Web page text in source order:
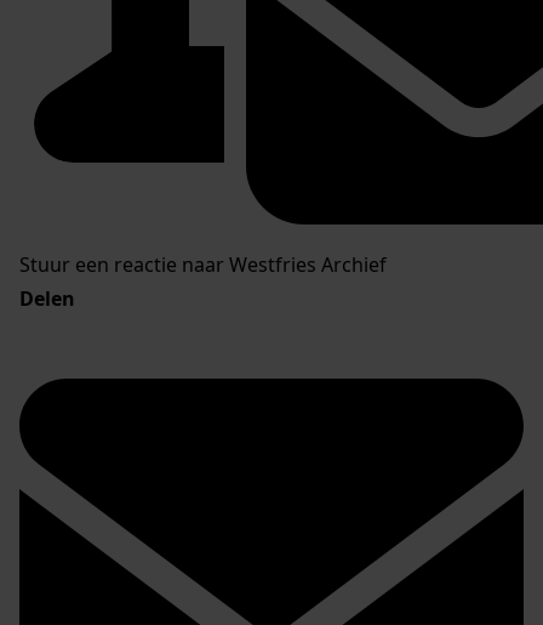
Stuur een reactie naar Westfries Archief
Delen